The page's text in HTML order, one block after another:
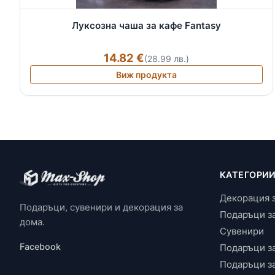
Луксозна чаша за кафе Fantasy
14.82 €(28.99 лв.)
Виж продукта
Подаръци, сувенири и декорация за
дома.
Facebook
КАТЕГОРИИ
Декорация
Подаръци
Сувенири
Подаръци
Подаръци